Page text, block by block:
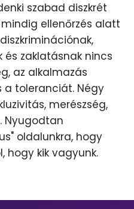
szabad diszkrét
ellenőrzés alatt
és zaklatásnak nincs
az alkalmazás
a toleranciát. Négy
merészség,
Nyugodtan
oldalunkra, hogy
hogy kik vagyunk.